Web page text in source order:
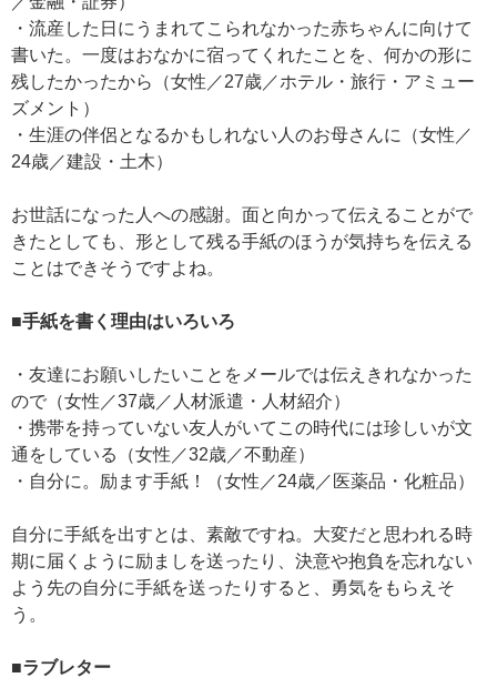
・流産した日にうまれてこられなかった赤ちゃんに向けて
書いた。一度はおなかに宿ってくれたことを、何かの形に
残したかったから（女性／27歳／ホテル・旅行・アミュー
ズメント）
・生涯の伴侶となるかもしれない人のお母さんに（女性／
24歳／建設・土木）
お世話になった人への感謝。面と向かって伝えることがで
きたとしても、形として残る手紙のほうが気持ちを伝える
ことはできそうですよね。
■手紙を書く理由はいろいろ
・友達にお願いしたいことをメールでは伝えきれなかった
ので（女性／37歳／人材派遣・人材紹介）
・携帯を持っていない友人がいてこの時代には珍しいが文
通をしている（女性／32歳／不動産）
・自分に。励ます手紙！（女性／24歳／医薬品・化粧品）
自分に手紙を出すとは、素敵ですね。大変だと思われる時
期に届くように励ましを送ったり、決意や抱負を忘れない
よう先の自分に手紙を送ったりすると、勇気をもらえそ
う。
■ラブレター